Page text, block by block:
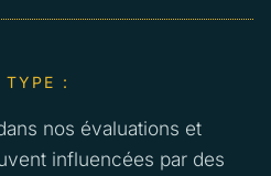
TYPE :
nos évaluations et
influencées par des